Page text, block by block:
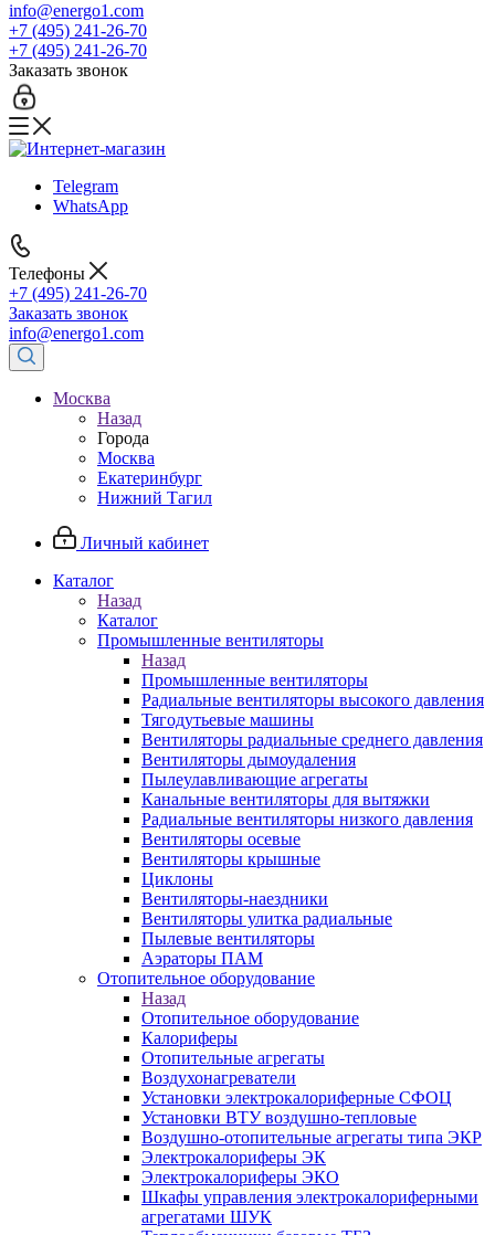
info@energo1.com
+7 (495) 241-26-70
+7 (495) 241-26-70
Заказать звонок
Telegram
WhatsApp
Телефоны
+7 (495) 241-26-70
Заказать звонок
info@energo1.com
Москва
Назад
Города
Москва
Екатеринбург
Нижний Тагил
Личный кабинет
Каталог
Назад
Каталог
Промышленные вентиляторы
Назад
Промышленные вентиляторы
Радиальные вентиляторы высокого давления
Тягодутьевые машины
Вентиляторы радиальные среднего давления
Вентиляторы дымоудаления
Пылеулавливающие агрегаты
Канальные вентиляторы для вытяжки
Радиальные вентиляторы низкого давления
Вентиляторы осевые
Вентиляторы крышные
Циклоны
Вентиляторы-наездники
Вентиляторы улитка радиальные
Пылевые вентиляторы
Аэраторы ПАМ
Отопительное оборудование
Назад
Отопительное оборудование
Калориферы
Отопительные агрегаты
Воздухонагреватели
Установки электрокалориферные СФОЦ
Установки ВТУ воздушно-тепловые
Воздушно-отопительные агрегаты типа ЭКР
Электрокалориферы ЭК
Электрокалориферы ЭКО
Шкафы управления электрокалориферными
агрегатами ШУК